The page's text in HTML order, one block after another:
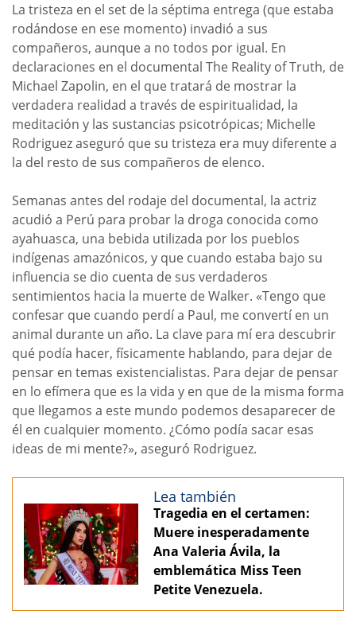
La tristeza en el set de la séptima entrega (que estaba
rodándose en ese momento) invadió a sus
compañeros, aunque a no todos por igual. En
declaraciones en el documental The Reality of Truth, de
Michael Zapolin, en el que tratará de mostrar la
verdadera realidad a través de espiritualidad, la
meditación y las sustancias psicotrópicas; Michelle
Rodriguez aseguró que su tristeza era muy diferente a
la del resto de sus compañeros de elenco.
Semanas antes del rodaje del documental, la actriz
acudió a Perú para probar la droga conocida como
ayahuasca, una bebida utilizada por los pueblos
indígenas amazónicos, y que cuando estaba bajo su
influencia se dio cuenta de sus verdaderos
sentimientos hacia la muerte de Walker. «Tengo que
confesar que cuando perdí a Paul, me convertí en un
animal durante un año. La clave para mí era descubrir
qué podía hacer, físicamente hablando, para dejar de
pensar en temas existencialistas. Para dejar de pensar
en lo efímera que es la vida y en que de la misma forma
que llegamos a este mundo podemos desaparecer de
él en cualquier momento. ¿Cómo podía sacar esas
ideas de mi mente?», aseguró Rodriguez.
Lea también
Tragedia en el certamen:
Muere inesperadamente
Ana Valeria Ávila, la
emblemática Miss Teen
Petite Venezuela.